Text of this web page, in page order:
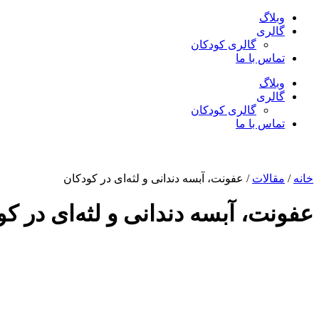
وبلاگ
گالری
گالری کودکان
تماس با ما
وبلاگ
گالری
گالری کودکان
تماس با ما
خانه / مقالات / عفونت، آبسه دندانی و لثه‌ای در کودکان
عفونت، آبسه دندانی و لثه‌ای در